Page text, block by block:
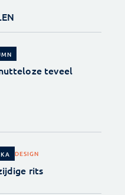
teveel
DESIGN
rits